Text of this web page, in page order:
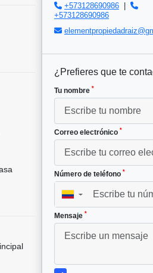
+573128690986 |
+573128690986
¿Prefieres que te
Tu nombre *
Correo electrónico *
Número de teléfono *
▼
Mensaje *